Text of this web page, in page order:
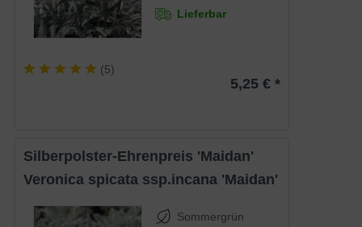
Lieferbar
(5)
5,25 € *
Silberpolster-Ehrenpreis 'Maidan'
Veronica spicata ssp.incana 'Maidan'
Sommergrün